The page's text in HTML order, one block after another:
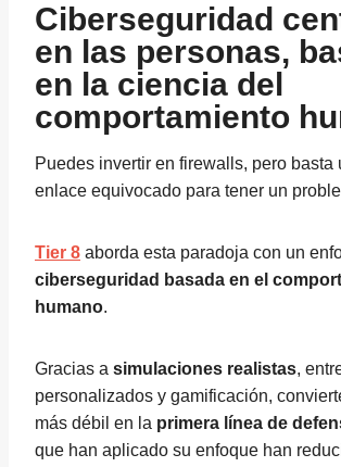
Ciberseguridad
en las personas,
en la ciencia del
comportamiento
Puedes invertir en firewalls, pero basta
enlace equivocado para tener un
Tier 8 aborda esta paradoja con un
ciberseguridad basada en el
humano.
Gracias a simulaciones realistas,
personalizados y gamificación,
más débil en la primera línea de
que han aplicado su enfoque han